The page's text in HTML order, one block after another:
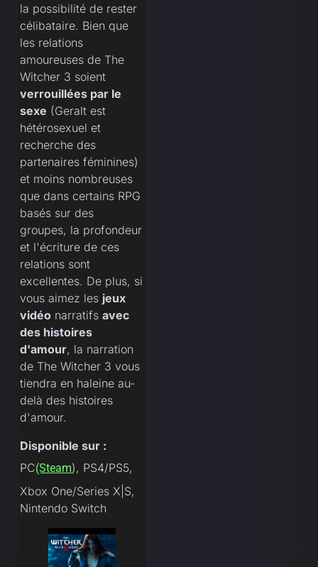
la possibilité de rester
célibataire. Bien que
les relations
amoureuses de The
Witcher 3 soient
verrouillées par le
sexe (Geralt est
hétérosexuel et
recherche des
partenaires féminines)
et moins nombreuses
que dans certains RPG
basés sur des
groupes, la profondeur
et l'écriture de ces
relations sont
excellentes. De plus, si
vous aimez les jeux
vidéo narratifsavec
des histoires
d'amour, la narration
de The Witcher 3 vous
tiendra en haleine au-
delà des histoires
d'amour.
Disponible sur :
PC(Steam), PS4/PS5,
Xbox One/Series X|S,
Nintendo Switch